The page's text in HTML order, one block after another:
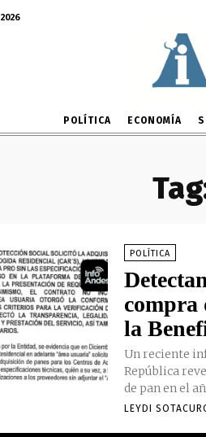
POLÍTICA ECONOMÍA
POLÍTICA
compra
la
Un reciente
República
de pan en el
LEYDI